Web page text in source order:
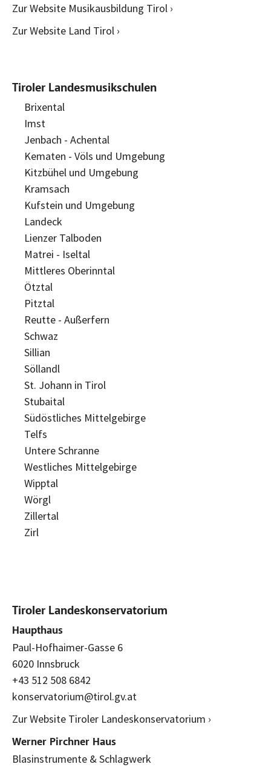
Zur Website Musikausbildung Tirol ›
Zur Website Land Tirol ›
Tiroler Landesmusikschulen
Brixental
Imst
Jenbach - Achental
Kematen - Völs und Umgebung
Kitzbühel und Umgebung
Kramsach
Kufstein und Umgebung
Landeck
Lienzer Talboden
Matrei - Iseltal
Mittleres Oberinntal
Ötztal
Pitztal
Reutte - Außerfern
Schwaz
Sillian
Söllandl
St. Johann in Tirol
Stubaital
Südöstliches Mittelgebirge
Telfs
Untere Schranne
Westliches Mittelgebirge
Wipptal
Wörgl
Zillertal
Zirl
Tiroler Landeskonservatorium
Haupthaus
Paul-Hofhaimer-Gasse 6
6020 Innsbruck
+43 512 508 6842
konservatorium@tirol.gv.at
Zur Website Tiroler Landeskonservatorium ›
Werner Pirchner Haus
Blasinstrumente & Schlagwerk